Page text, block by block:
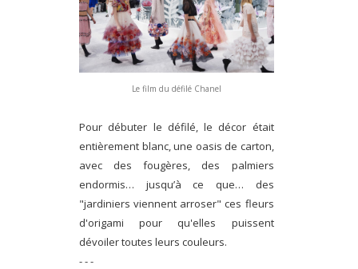
Le film du défilé Chanel
Pour débuter le défilé, le décor était
entièrement blanc, une oasis de carton,
avec des fougères, des palmiers
endormis… jusqu’à ce que… des
"jardiniers viennent arroser" ces fleurs
d'origami pour qu'elles puissent
dévoiler toutes leurs couleurs.
- - -